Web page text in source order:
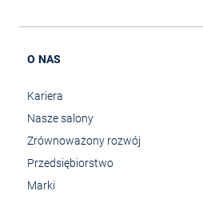
O NAS
Kariera
Nasze salony
Zrównoważony rozwój
Przedsiębiorstwo
Marki